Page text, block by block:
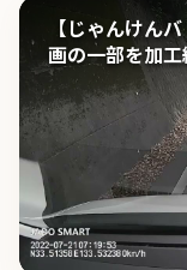
【じゃんけん
画の一部を加